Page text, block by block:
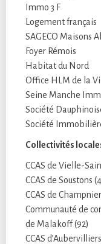
Immo 3 F
Logement français
SAGECO Maisons
Foyer Rémois
Habitat du Nord
Office HLM de la
Seine Manche
Société
Société
Collectivités
CCAS de Vielle-
CCAS de Soustons
CCAS de
Communauté de
de Malakoff (92)
CCAS